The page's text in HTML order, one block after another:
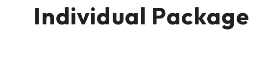
Individual Package